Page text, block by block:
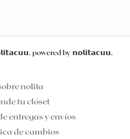
powered by 𝗻𝗼𝗹𝗶𝘁𝗮𝗰𝘂𝘂.
nolita
tu clóset
entregas y envíos
de cambios